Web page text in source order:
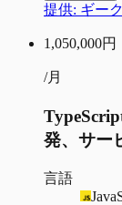
提供: ギー
1,050,000円
/月
発、サー
言語